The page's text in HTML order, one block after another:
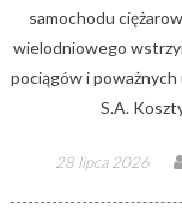
samochodu
wielodniowego
pociągów i
S.A.
Posted
28 lipca 2026